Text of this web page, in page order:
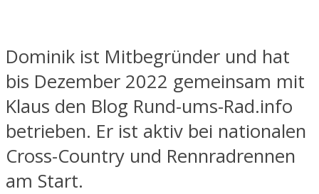
Dominik ist Mitbegründer und hat
bis Dezember 2022 gemeinsam mit
Klaus den Blog Rund-ums-Rad.info
betrieben. Er ist aktiv bei nationalen
Cross-Country und Rennradrennen
am Start.